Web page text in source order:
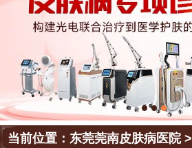
当前位置：东莞莞南皮肤病医院>